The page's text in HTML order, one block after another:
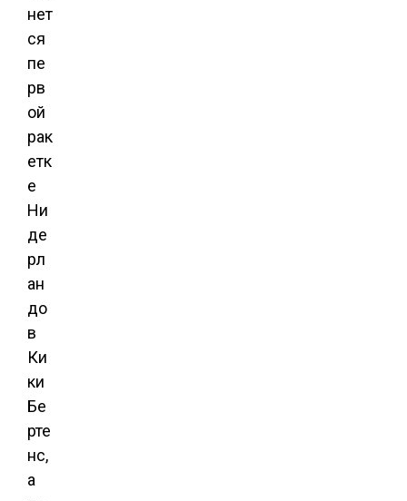
нет
ся
пе
рв
ой
рак
етк
е
Ни
де
рл
ан
до
в
Ки
ки
Бе
рте
нс,
а